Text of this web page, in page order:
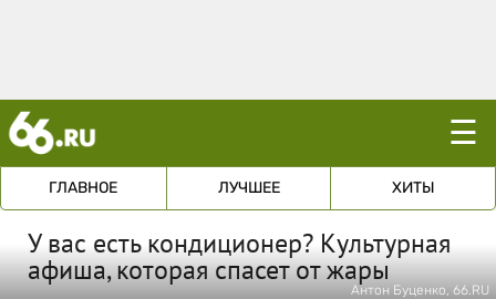
☰
ГЛАВНОЕ ЛУЧШЕЕ ХИТЫ
У вас есть кондиционер? Культурная
афиша, которая спасет от жары
Антон Буценко, 66.RU